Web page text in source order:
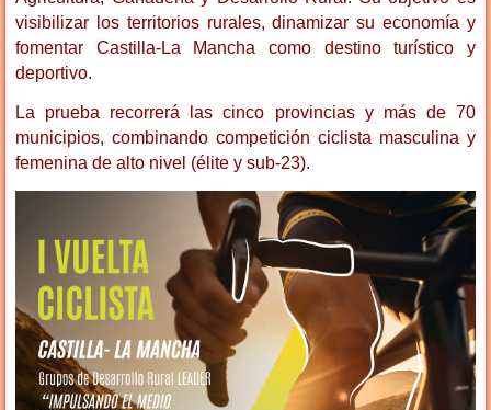
visibilizar los territorios rurales, dinamizar su economía y
fomentar Castilla-La Mancha como destino turístico y
deportivo.
La prueba recorrerá las cinco provincias y más de 70
municipios, combinando competición ciclista masculina y
femenina de alto nivel (élite y sub-23).